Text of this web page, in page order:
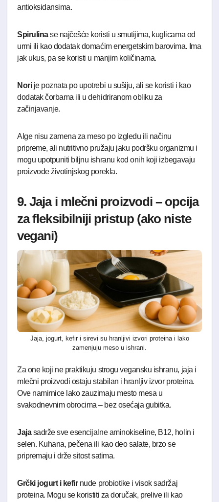
antioksidansima.
Spirulinase najčešće koristi u smutijima, kuglicama od
urmi ili kao dodatak domaćim energetskim barovima. Ima
jak ukus, pa se koristi u manjim količinama.
Norije poznata po upotrebi u sušiju, ali se koristi i kao
dodatak čorbama ili u dehidriranom obliku za
začinjavanje.
Alge nisu zamena za meso po izgledu ili načinu
pripreme, ali nutritivno pružaju jaku podršku organizmu i
mogu upotpuniti biljnu ishranu kod onih koji izbegavaju
proizvode životinjskog porekla.
9. Jaja i mlečni proizvodi – opcija
za fleksibilniji pristup (ako niste
vegani)
Jaja, jogurt, kefir i sirevi su hranljivi izvori proteina i lako
zamenjuju meso u ishrani.
Za one koji ne praktikuju strogu vegansku ishranu, jaja i
mlečni proizvodi ostaju stabilan i hranljiv izvor proteina.
Ove namirnice lako zauzimaju mesto mesa u
svakodnevnim obrocima – bez osećaja gubitka.
Jajasadrže sve esencijalne aminokiseline, B12, holin i
selen. Kuhana, pečena ili kao deo salate, brzo se
pripremaju i drže sitost satima.
Grčki jogurt i kefirnude probiotike i visok sadržaj
proteina. Mogu se koristiti za doručak, prelive ili kao